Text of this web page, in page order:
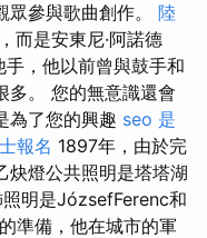
參與歌曲創作。 陸
而是安東尼·阿諾德
，他以前曾與鼓手和
多。 您的無意識還會
為了您的興趣 seo 是
報名 1897年，由於完
炔燈公共照明是塔塔湖
照明是JózsefFerenc和
準備，他在城市的軍